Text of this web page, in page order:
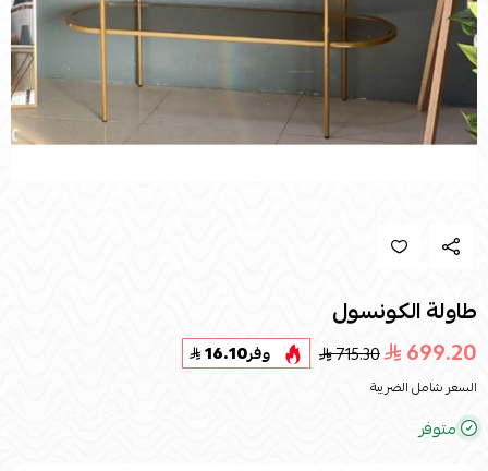
طاولة الكونسول
699.20
715.30 وفر16.10
السعر شامل الضريبة
متوفر